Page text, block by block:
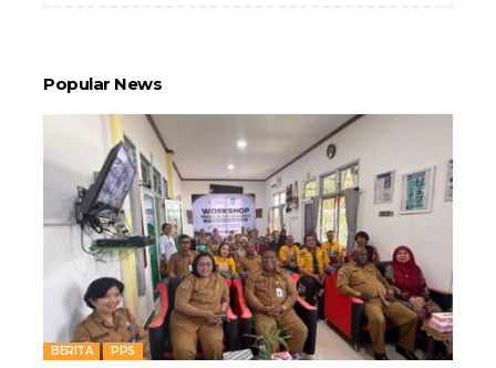
Popular News
BERITA PPS